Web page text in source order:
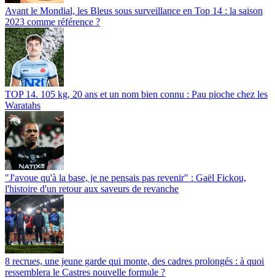
Avant le Mondial, les Bleus sous surveillance en Top 14 : la saison
2023 comme référence ?
TOP 14. 105 kg, 20 ans et un nom bien connu : Pau pioche chez les
Waratahs
"J'avoue qu'à la base, je ne pensais pas revenir" : Gaël Fickou,
l'histoire d'un retour aux saveurs de revanche
8 recrues, une jeune garde qui monte, des cadres prolongés : à quoi
ressemblera le Castres nouvelle formule ?